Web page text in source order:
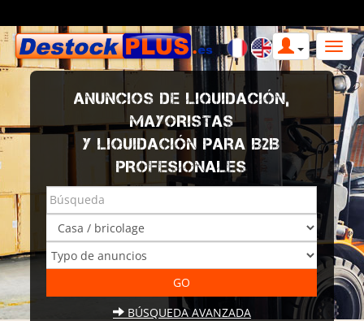
ANUNCIOS DE LIQUIDACIÓN,
MAYORISTAS
Y LIQUIDACIÓN PARA B2B
PROFESIONALES
BÚSQUEDA AVANZADA